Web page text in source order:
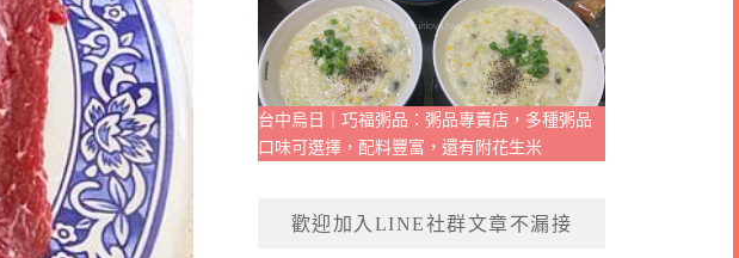
台中烏日｜巧福粥品：粥品專賣店，多種粥品
口味可選擇，配料豐富，還有附花生米
歡迎加入LINE社群文章不漏接